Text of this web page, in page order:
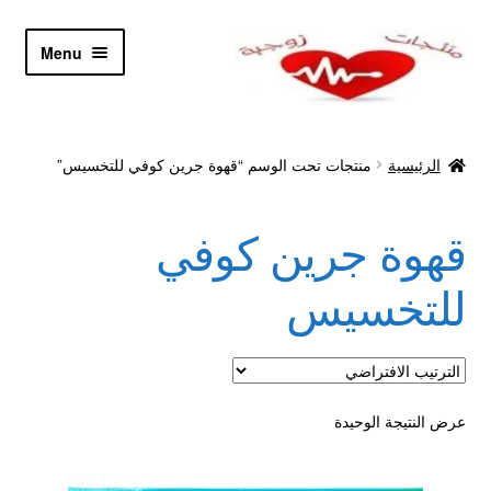
Skip
Skip
Menu
أدوية تكبير و تضخيم العضو
اتصل بنا
اتمام الطلب
ادوية تخسيس
اكسسوارات مثيره
الرئيسية منتجات تحت الوسم “قهوة جرين كوفي للتخسيس”
قهوة جرين كوفي
للتخسيس
عرض النتيجة الوحيدة